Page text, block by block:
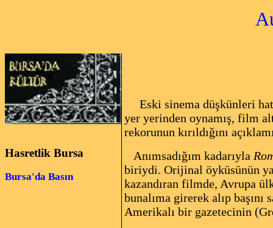
Hasretlik Bursa
Bursa'da Basın
Eski sinema düşkünleri
yer yerinden oynamış, film
rekorunun kırıldığını
Anımsadığım kadarıyla
biriydi. Orijinal öyküsünün
kazandıran filmde, Avrupa
bunalıma girerek alıp başını
Amerikalı bir gazetecinin